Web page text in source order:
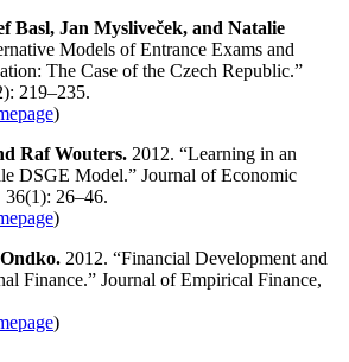
Basl, Jan Mysliveček, and Natalie
Models of Entrance Exams and
The Case of the Czech Republic.”
219–235.
)
Raf Wouters. 2012. “Learning in an
DSGE Model.” Journal of Economic
26–46.
)
2012. “Financial Development and
Finance.” Journal of Empirical Finance,
)